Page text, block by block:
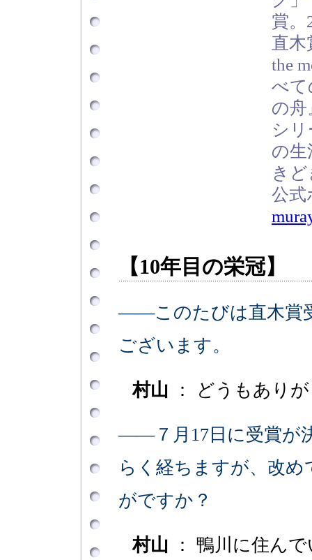
賞。
直木
the
べて
の舟
シ
の
き
公
【10年目の栄冠】
――このたびは直木賞
ございます。
村山 ： どうもあり
――７月17日に受賞が
らく経ちますが、改
がですか？
村山 ： 鴨川に住ん